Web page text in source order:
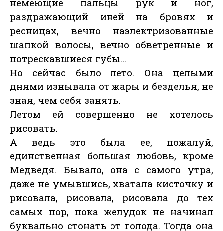
немеющие пальцы рук и ног,
раздражающий иней на бровях и
ресницах, вечно наэлектризованные
шапкой волосы, вечно обветренные и
потрескавшиеся губы…
Но сейчас было лето. Она целыми
днями изнывала от жары и безделья, не
зная, чем себя занять.
Летом ей совершенно не хотелось
рисовать.
А ведь это была ее, пожалуй,
единственная большая любовь, кроме
Медведя. Бывало, она с самого утра,
даже не умывшись, хватала кисточку и
рисовала, рисовала, рисовала до тех
самых пор, пока желудок не начинал
буквально стонать от голода. Тогда она